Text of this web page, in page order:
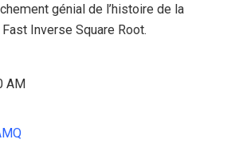
génial de l’histoire de la
Inverse Square Root.
AM